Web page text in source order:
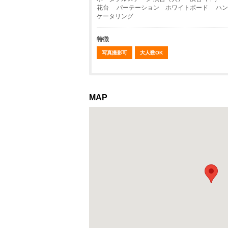
花台 パーテーション ホワイトボード ハン
ケータリング
特徴
写真撮影可 大人数OK
MAP